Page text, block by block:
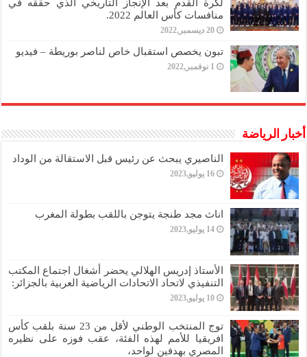
لكرة القدم بعد الإنجاز التاريخي الذي حققه في
منافسات كأس العالم 2022.
20 ديسمبر,2022
تبون يخصص استقبال خاص لناصر بوريطة – فيديو
1 نوفمبر,2022
أخبار الرياضة
الناصيري يبحث عن رئيس قبل الاستقالة من الوداد
16 يوليو,2023
اناث مجد طنجة يتوجن باللقب بطولة المغرب
14 يوليو,2023
الأستاذ إدريس الهلالي يحضر أشغال اجتماع المكتب
التنفيذي لاتحاد الاتحادات الرياضية العربية بالجزائر:
10 يوليو,2023
توج المنتخب الوطني لأقل من 23 سنة بلقب كأس
افريقيا للأمم لهذه الفئة، عقب فوزه على نظيره
المصري بهدفين لواحد،